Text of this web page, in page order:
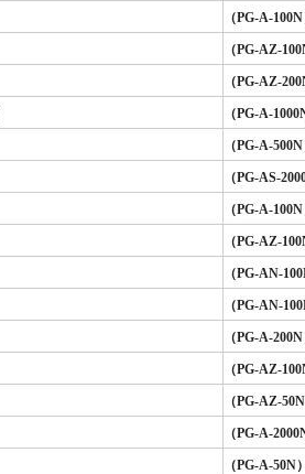
（PG-A-
（PG-AZ-
（PG-AZ-
（PG-A-
（PG-A-
（PG-AS-
（PG-A-
（PG-AZ-
（PG-AN-
（PG-AN-
（PG-A-
（PG-AZ-
（PG-AZ-
（PG-A-
（PG-A-